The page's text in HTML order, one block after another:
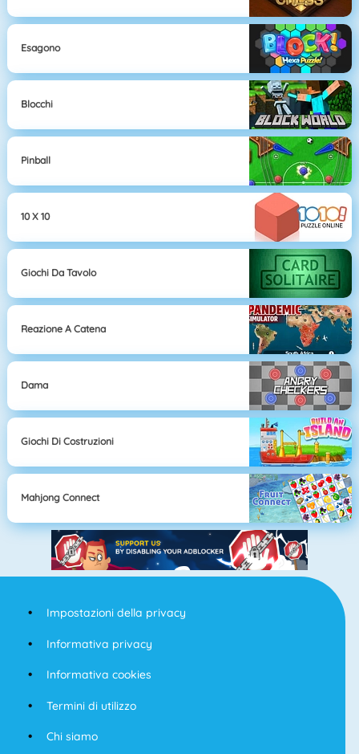
Esagono
Blocchi
Pinball
10 X 10
Giochi Da Tavolo
Reazione A Catena
Dama
Giochi Di Costruzioni
Mahjong Connect
Impostazioni della privacy
Informativa privacy
Informativa cookies
Termini di utilizzo
Chi siamo